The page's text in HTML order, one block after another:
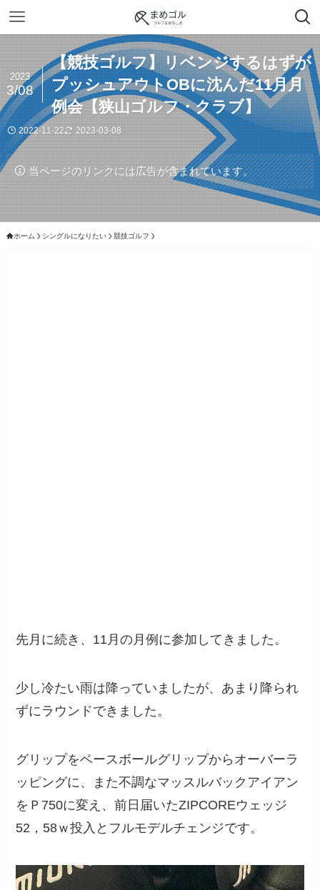
【競技ゴルフ】リベンジするはずが
プッシュアウトOBに沈んだ11月月
例会【狭山ゴルフ・クラブ】
2023
3/08
2022-11-22 2023-03-08
当ページのリンクには広告が含まれています。
ホーム シングルになりたい 競技ゴルフ
先月に続き、11月の月例に参加してきました。
少し冷たい雨は降っていましたが、あまり降られ
ずにラウンドできました。
グリップをベースボールグリップからオーバーラ
ッピングに、また不調なマッスルバックアイアン
をＰ750に変え、前日届いたZIPCOREウェッジ
52，58ｗ投入とフルモデルチェンジです。